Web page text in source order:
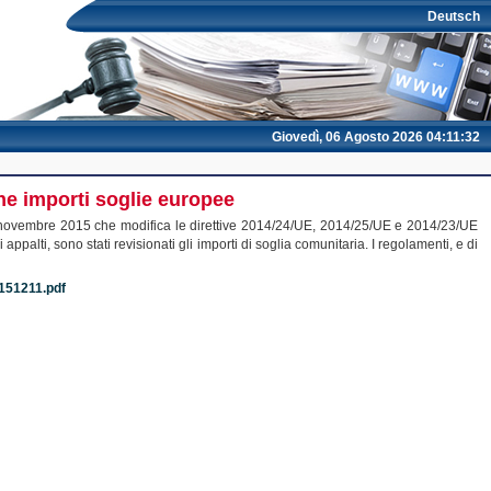
Deutsch
Giovedì, 06 Agosto 2026 04:11:32
importi soglie europee
2015 che modifica le direttive 2014/24/UE, 2014/25/UE e 2014/23/UE
sono stati revisionati gli importi di soglia comunitaria. I regolamenti, e di